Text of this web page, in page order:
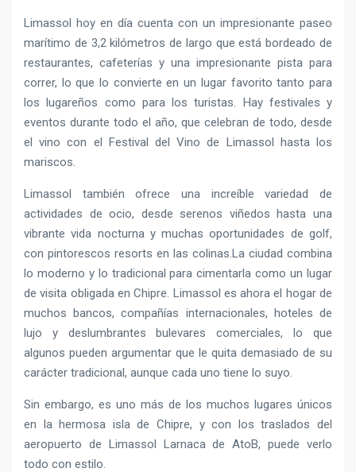
Limassol hoy en día cuenta con un impresionante paseo
marítimo de 3,2 kilómetros de largo que está bordeado de
restaurantes, cafeterías y una impresionante pista para
correr, lo que lo convierte en un lugar favorito tanto para
los lugareños como para los turistas. Hay festivales y
eventos durante todo el año, que celebran de todo, desde
el vino con el Festival del Vino de Limassol hasta los
mariscos.
Limassol también ofrece una increíble variedad de
actividades de ocio, desde serenos viñedos hasta una
vibrante vida nocturna y muchas oportunidades de golf,
con pintorescos resorts en las colinas.La ciudad combina
lo moderno y lo tradicional para cimentarla como un lugar
de visita obligada en Chipre. Limassol es ahora el hogar de
muchos bancos, compañías internacionales, hoteles de
lujo y deslumbrantes bulevares comerciales, lo que
algunos pueden argumentar que le quita demasiado de su
carácter tradicional, aunque cada uno tiene lo suyo.
Sin embargo, es uno más de los muchos lugares únicos
en la hermosa isla de Chipre, y con los traslados del
aeropuerto de Limassol Larnaca de AtoB, puede verlo
todo con estilo.